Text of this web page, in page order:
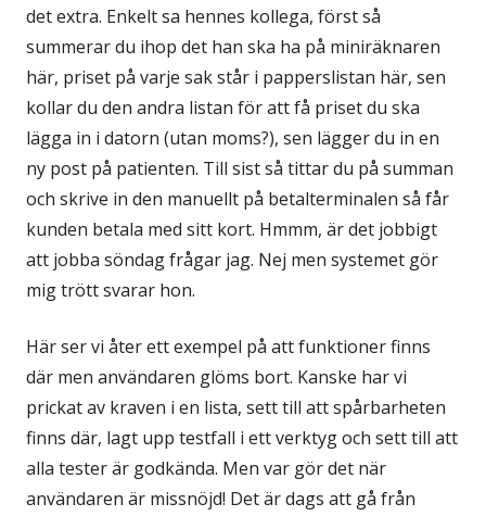
det extra. Enkelt sa hennes kollega, först så
summerar du ihop det han ska ha på miniräknaren
här, priset på varje sak står i papperslistan här, sen
kollar du den andra listan för att få priset du ska
lägga in i datorn (utan moms?), sen lägger du in en
ny post på patienten. Till sist så tittar du på summan
och skrive in den manuellt på betalterminalen så får
kunden betala med sitt kort. Hmmm, är det jobbigt
att jobba söndag frågar jag. Nej men systemet gör
mig trött svarar hon.
Här ser vi åter ett exempel på att funktioner finns
där men användaren glöms bort. Kanske har vi
prickat av kraven i en lista, sett till att spårbarheten
finns där, lagt upp testfall i ett verktyg och sett till att
alla tester är godkända. Men var gör det när
användaren är missnöjd! Det är dags att gå från